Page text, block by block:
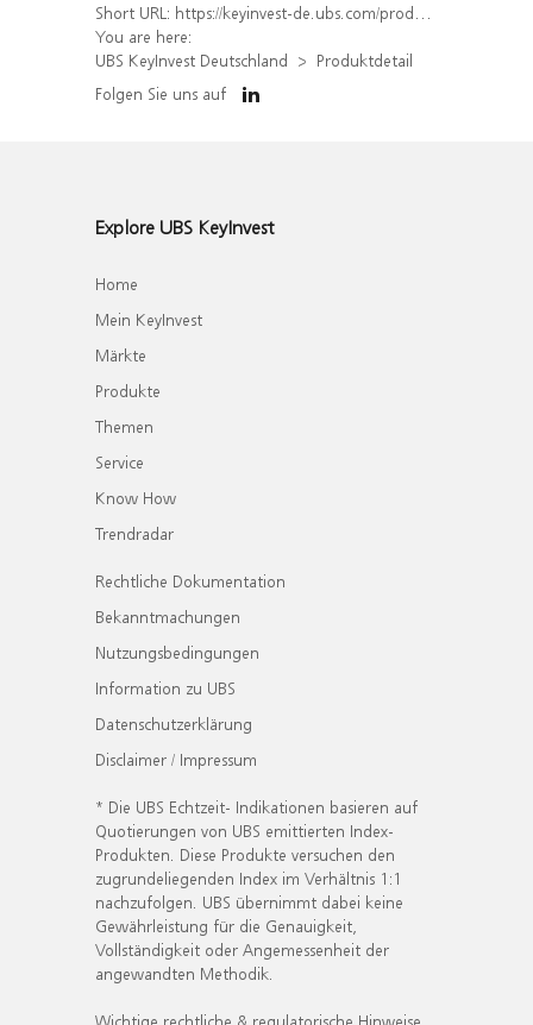
Short URL: https://keyinvest-de.ubs.com/produkt/detail/index/isin/DE000WA4HN92
You are here:
UBS KeyInvest Deutschland
Produktdetail
Folgen Sie uns auf
Explore UBS KeyInvest
Home
Mein KeyInvest
Märkte
Produkte
Themen
Service
Know How
Trendradar
Rechtliche Dokumentation
Bekanntmachungen
Nutzungsbedingungen
Information zu UBS
Datenschutzerklärung
Disclaimer / Impressum
* Die UBS Echtzeit- Indikationen basieren auf
Quotierungen von UBS emittierten Index-
Produkten. Diese Produkte versuchen den
zugrundeliegenden Index im Verhältnis 1:1
nachzufolgen. UBS übernimmt dabei keine
Gewährleistung für die Genauigkeit,
Vollständigkeit oder Angemessenheit der
angewandten Methodik.